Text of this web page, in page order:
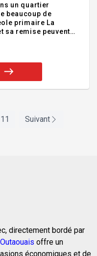
un quartier
beaucoup de
primaire La
sa remise peuvent
de multiples
vaisselle, laveuse et sécheuse EXCLUSIONS --
11 Suivant
directement bordé par
Outaouais offre un
économiques et de